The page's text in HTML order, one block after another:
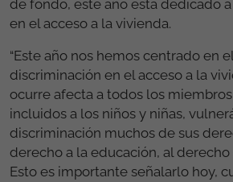
de fondo, este año está dedicado
en el acceso a la vivienda.
“Este año nos hemos centrado en
discriminación en el acceso a la
ocurre afecta a todos los
incluidos a los niños y niñas,
discriminación muchos de sus
derecho a la educación, al derecho
Esto es importante señalarlo hoy,